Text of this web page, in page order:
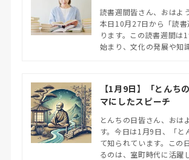
読書週間皆さん、おはよ
本日10月27日から「読書
ります。この読書週間は
始まり、文化の発展や知
【1月9日】「とんち
マにしたスピーチ
とんちの日皆さん、おは
す。今日は1月9日、「と
て知られています。この
るのは、室町時代に活躍